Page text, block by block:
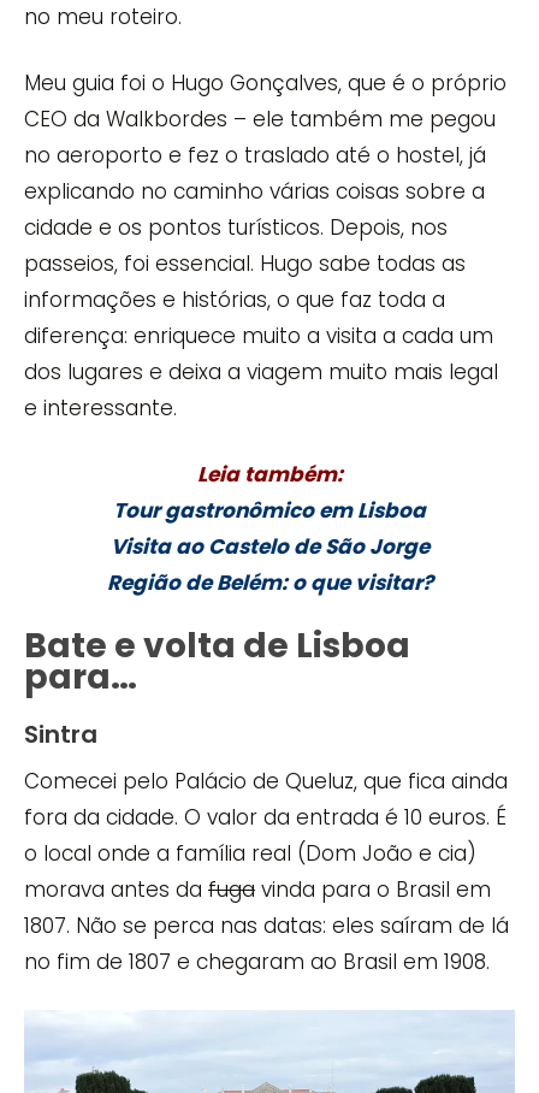
no meu roteiro.
Meu guia foi o Hugo Gonçalves, que é o próprio
CEO da Walkbordes – ele também me pegou
no aeroporto e fez o traslado até o hostel, já
explicando no caminho várias coisas sobre a
cidade e os pontos turísticos. Depois, nos
passeios, foi essencial. Hugo sabe todas as
informações e histórias, o que faz toda a
diferença: enriquece muito a visita a cada um
dos lugares e deixa a viagem muito mais legal
e interessante.
Leia também:
Tour gastronômico em Lisboa
Visita ao Castelo de São Jorge
Região de Belém: o que visitar?
Bate e volta de Lisboa
para…
Sintra
Comecei pelo Palácio de Queluz, que fica ainda
fora da cidade. O valor da entrada é 10 euros. É
o local onde a família real (Dom João e cia)
morava antes da fuga vinda para o Brasil em
1807. Não se perca nas datas: eles saíram de lá
no fim de 1807 e chegaram ao Brasil em 1908.